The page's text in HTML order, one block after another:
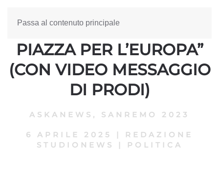
Passa al contenuto principale
A BOLOGNA “UNA
PIAZZA PER L’EUROPA”
(CON VIDEO MESSAGGIO
DI PRODI)
ASKANEWS , SANREMO 2023
6 APRILE 2025 |
REDAZIONE
STUDIONEWS
| POLITICA